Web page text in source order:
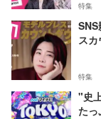
特集
スカ
特集
"史
た